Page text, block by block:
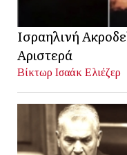
Ισραηλινή
Αριστερά
Βίκτωρ Ισαάκ Ελιέζερ